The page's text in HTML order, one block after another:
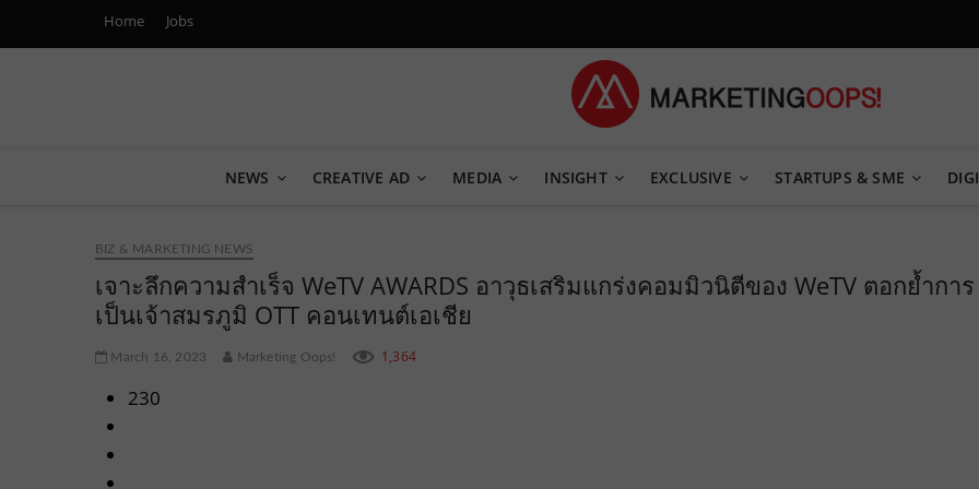
Home Jobs
Marketing Oops!
NEWS CREATIVE AD MEDIA INSIGHT EXCLUSIVE STARTUPS & SME
BIZ & MARKETING NEWS
เจาะลึกความสำเร็จ WeTV AWARDS อาวุธเสริมแกร่งคอมมิวนิตีของ WeTV ตอกย้ำการ
เป็นเจ้าสมรภูมิ OTT คอนเทนต์เอเชีย
March 16, 2023 Marketing Oops! 1,364
230